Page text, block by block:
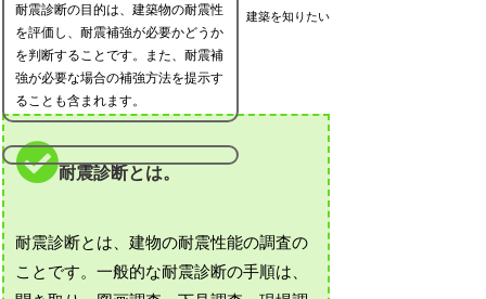
建築を知りたい
耐震診断の目的は、建築物の耐震性
を評価し、耐震補強が必要かどうか
を判断することです。また、耐震補
強が必要な場合の補強方法を提示す
ることも含まれます。
耐震診断とは。
耐震診断とは、建物の耐震性能の調査の
ことです。一般的な耐震診断の手順は、